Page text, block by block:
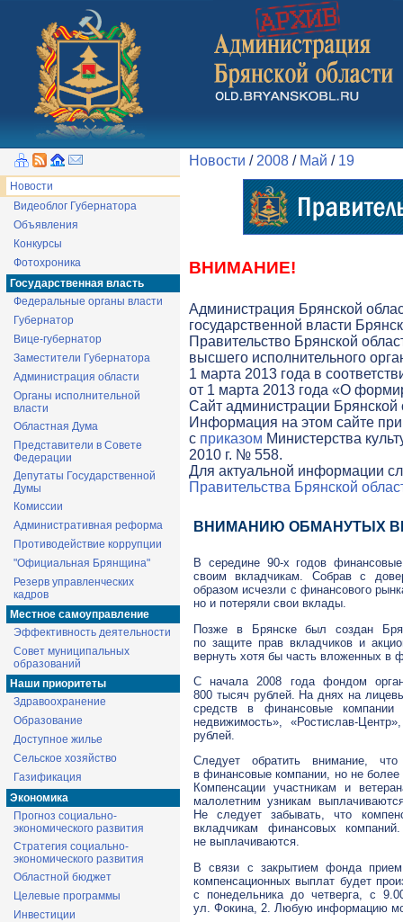
Новости
Видеоблог Губернатора
Объявления
Конкурсы
Фотохроника
Государственная власть
Федеральные органы власти
Губернатор
Вице-губернатор
Заместители Губернатора
Администрация области
Органы исполнительной
власти
Областная Дума
Представители в Совете
Федерации
Депутаты Государственной
Думы
Комиссии
Административная реформа
Противодействие коррупции
"Официальная Брянщина"
Резерв управленческих
кадров
Местное самоуправление
Эффективность деятельности
Совет муниципальных
образований
Наши приоритеты
Здравоохранение
Образование
Доступное жилье
Сельское хозяйство
Газификация
Экономика
Прогноз социально-
экономического развития
Стратегия социально-
экономического развития
Областной бюджет
Целевые программы
Инвестиции
Новости / 2008 / Май / 19
ВНИМАНИЕ!
Администрация Брянской
государственной власти
Правительство Брянской
высшего исполнительного
1 марта 2013 года в
от 1 марта 2013 года «О
Cайт администрации Брянской
Информация на этом сайте
с приказом Министерства
2010 г. № 558.
Для актуальной информации
Правительства Брянской
ВНИМАНИЮ ОБМАНУТЫХ
В середине 90-х годов
своим вкладчикам. Собрав с
образом исчезли с финансового
но и потеряли свои вклады.
Позже в Брянске был создан
по защите прав вкладчиков и
вернуть хотя бы часть вложенных в
С начала 2008 года фондом
800 тысяч рублей. На днях на
средств в финансовые компании
недвижимость», «Ростислав-
рублей.
Следует обратить внимание,
в финансовые компании, но не
Компенсации участникам и
малолетним узникам
Не следует забывать, что
вкладчикам финансовых
не выплачиваются.
В связи с закрытием фонда
компенсационных выплат будет
с понедельника до четверга, с
ул. Фокина, 2. Любую информацию